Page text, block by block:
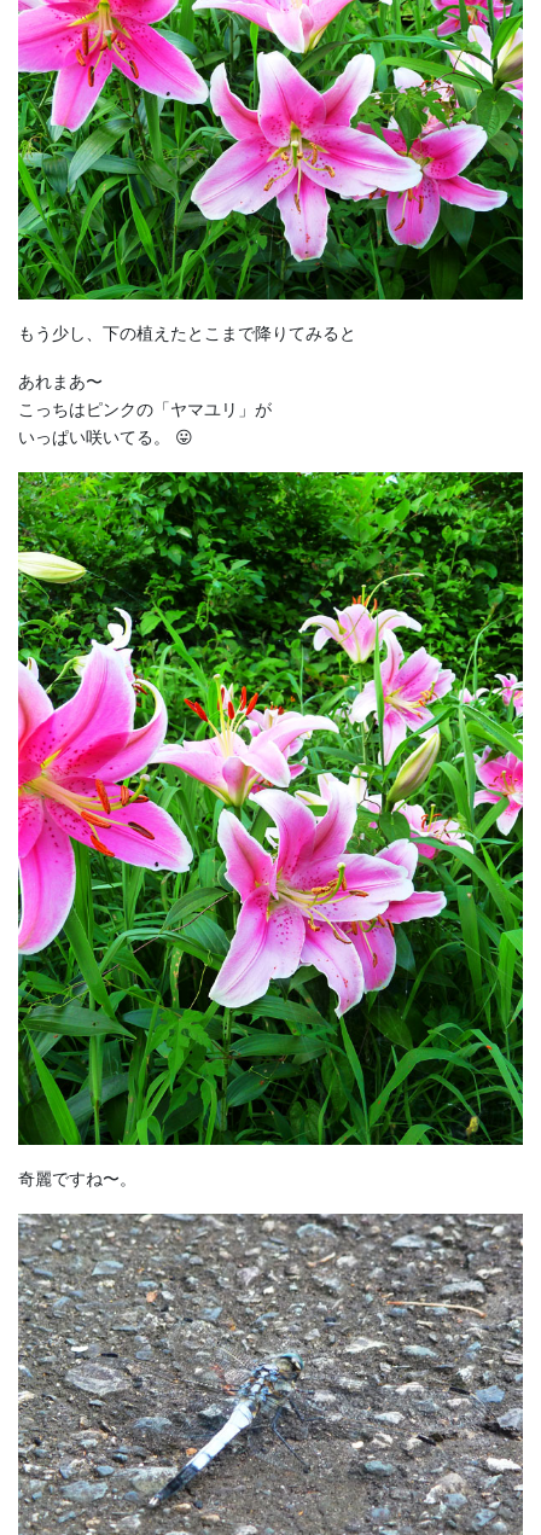
もう少し、下の植えたとこまで降りてみると
あれまあ〜
こっちはピンクの「ヤマユリ」が
いっぱい咲いてる。 😛
奇麗ですね〜。